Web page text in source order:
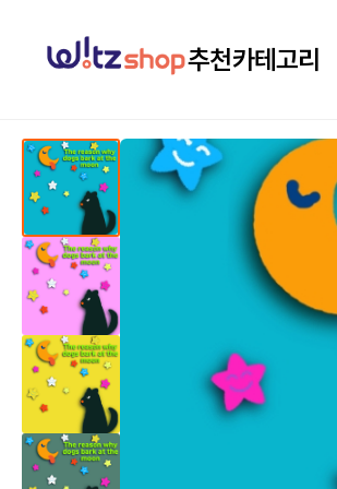
추천카테고리